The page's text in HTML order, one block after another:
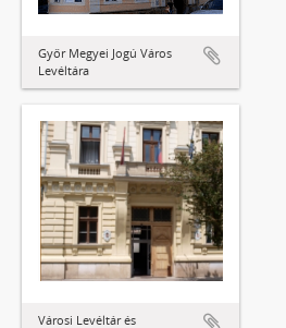
Győr Megyei Jogú Város
Levéltára
Városi Levéltár és